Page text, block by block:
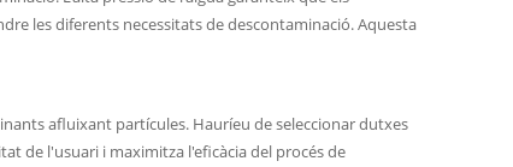
les diferents necessitats de descontaminació. Aquesta
afluixant partícules. Hauríeu de seleccionar dutxes
de l'usuari i maximitza l'eficàcia del procés de